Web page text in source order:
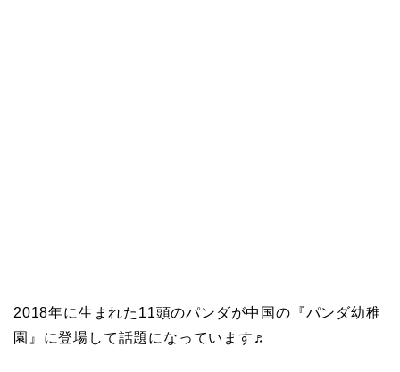
2018年に生まれた11頭のパンダが中国の『パンダ幼稚
園』に登場して話題になっています♬